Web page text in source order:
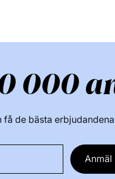
000
de bästa
Anmäl